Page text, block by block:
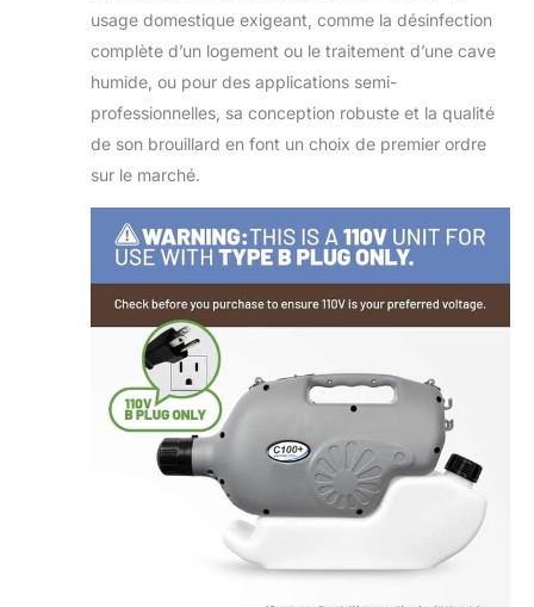
usage domestique exigeant, comme la désinfection
complète d’un logement ou le traitement d’une cave
humide, ou pour des applications semi-
professionnelles, sa conception robuste et la qualité
de son brouillard en font un choix de premier ordre
sur le marché.